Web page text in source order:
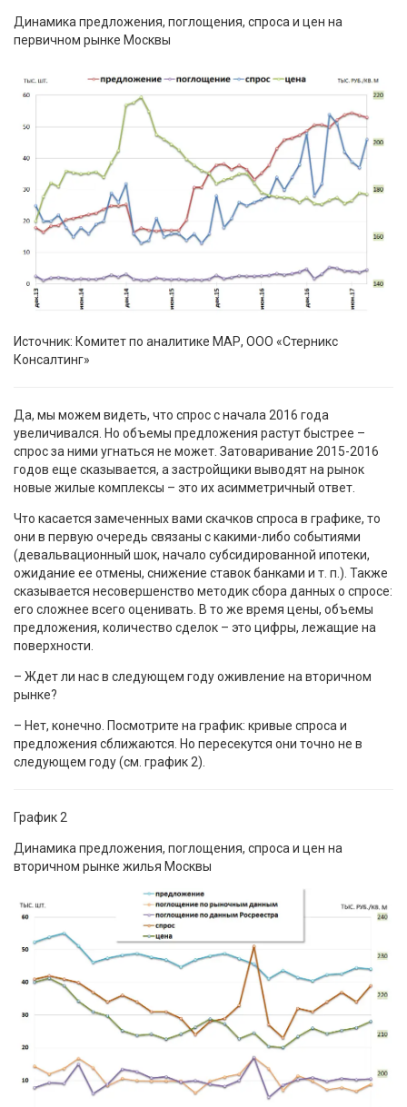
Динамика предложения, поглощения, спроса и цен на
первичном рынке Москвы
Источник: Комитет по аналитике МАР, ООО «Стерникс
Консалтинг»
Да, мы можем видеть, что спрос с начала 2016 года
увеличивался. Но объемы предложения растут быстрее –
спрос за ними угнаться не может. Затоваривание 2015-2016
годов еще сказывается, а застройщики выводят на рынок
новые жилые комплексы – это их асимметричный ответ.
Что касается замеченных вами скачков спроса в графике, то
они в первую очередь связаны с какими-либо событиями
(девальвационный шок, начало субсидированной ипотеки,
ожидание ее отмены, снижение ставок банками и т. п.). Также
сказывается несовершенство методик сбора данных о спросе:
его сложнее всего оценивать. В то же время цены, объемы
предложения, количество сделок – это цифры, лежащие на
поверхности.
– Ждет ли нас в следующем году оживление на вторичном
рынке?
– Нет, конечно. Посмотрите на график: кривые спроса и
предложения сближаются. Но пересекутся они точно не в
следующем году (см. график 2).
График 2
Динамика предложения, поглощения, спроса и цен на
вторичном рынке жилья Москвы